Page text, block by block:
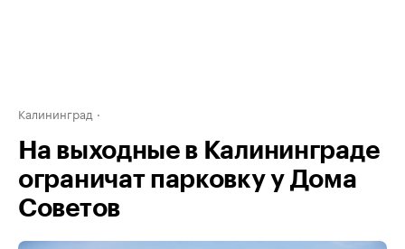
Калининград
На выходные в Калининграде
ограничат парковку у Дома
Советов